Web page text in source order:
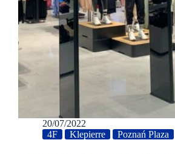
20/07/2022
4F
Klepierre Poznań Plaza